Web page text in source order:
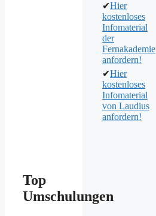
✔Hier
kostenloses
Infomaterial
der
Fernakademie
anfordern!
✔Hier
kostenloses
Infomaterial
von Laudius
anfordern!
Top
Umschulungen